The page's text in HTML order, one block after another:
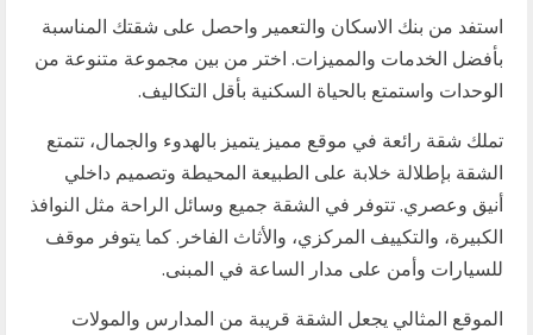
استفد من بنك الاسكان والتعمير واحصل على شقتك المناسبة
بأفضل الخدمات والمميزات. اختر من بين مجموعة متنوعة من
الوحدات واستمتع بالحياة السكنية بأقل التكاليف.
تملك شقة رائعة في موقع مميز يتميز بالهدوء والجمال، تتمتع
الشقة بإطلالة خلابة على الطبيعة المحيطة وتصميم داخلي
أنيق وعصري. تتوفر في الشقة جميع وسائل الراحة مثل النوافذ
الكبيرة، والتكييف المركزي، والأثاث الفاخر. كما يتوفر موقف
للسيارات وأمن على مدار الساعة في المبنى.
الموقع المثالي يجعل الشقة قريبة من المدارس والمولات